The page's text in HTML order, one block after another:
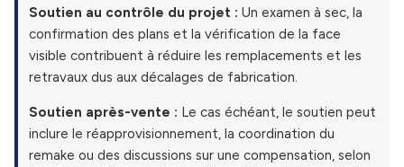
Soutien au contrôle du projet : Un examen à sec, la
confirmation des plans et la vérification de la face
visible contribuent à réduire les remplacements et les
retravaux dus aux décalages de fabrication.
Soutien après-vente : Le cas échéant, le soutien peut
inclure le réapprovisionnement, la coordination du
remake ou des discussions sur une compensation, selon